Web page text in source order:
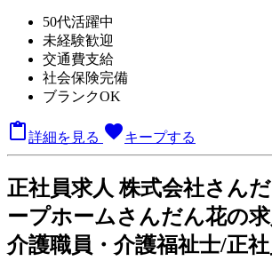
50代活躍中
未経験歓迎
交通費支給
社会保険完備
ブランクOK
詳細を見る favoriteキープする
正社員求人 株式会社さん
ープホームさんだん花の
介護職員・介護福祉士/正